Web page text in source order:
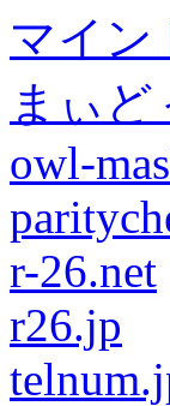
マイン
まぃど
owl-
r-26.net
r26.jp